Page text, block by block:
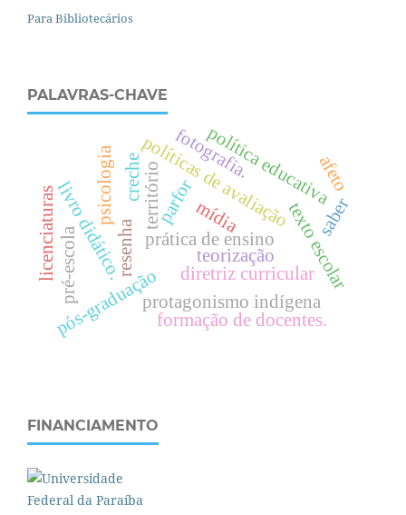
Para Bibliotecários
PALAVRAS-CHAVE
resenha
território
diretriz curricular
prática de ensino texto escolar
políticas de avaliação
pós-graduaçãoprotagonismo indígena
saber
política educativa
mídia
livro didático.
licenciaturas parfor
pré-escola
creche
psicologia
formação de docentes.
fotografia.
teorização
afeto
FINANCIAMENTO